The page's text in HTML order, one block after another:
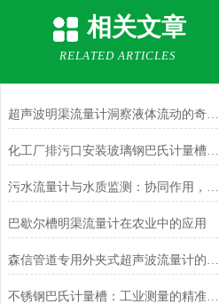
相关文章
RELATED ARTICLES
超声波明渠流量计洞察液体流动的奇妙之道
化工厂排污口安装玻璃钢巴氏计量槽的应用
污水流量计与水质监测：协同作用，提升污水处理效率
巴歇尔槽明渠流量计在农业中的应用
森信管道专用外夹式超声波流量计的显著优势
不锈钢巴氏计量槽：工业测量的精准守护者